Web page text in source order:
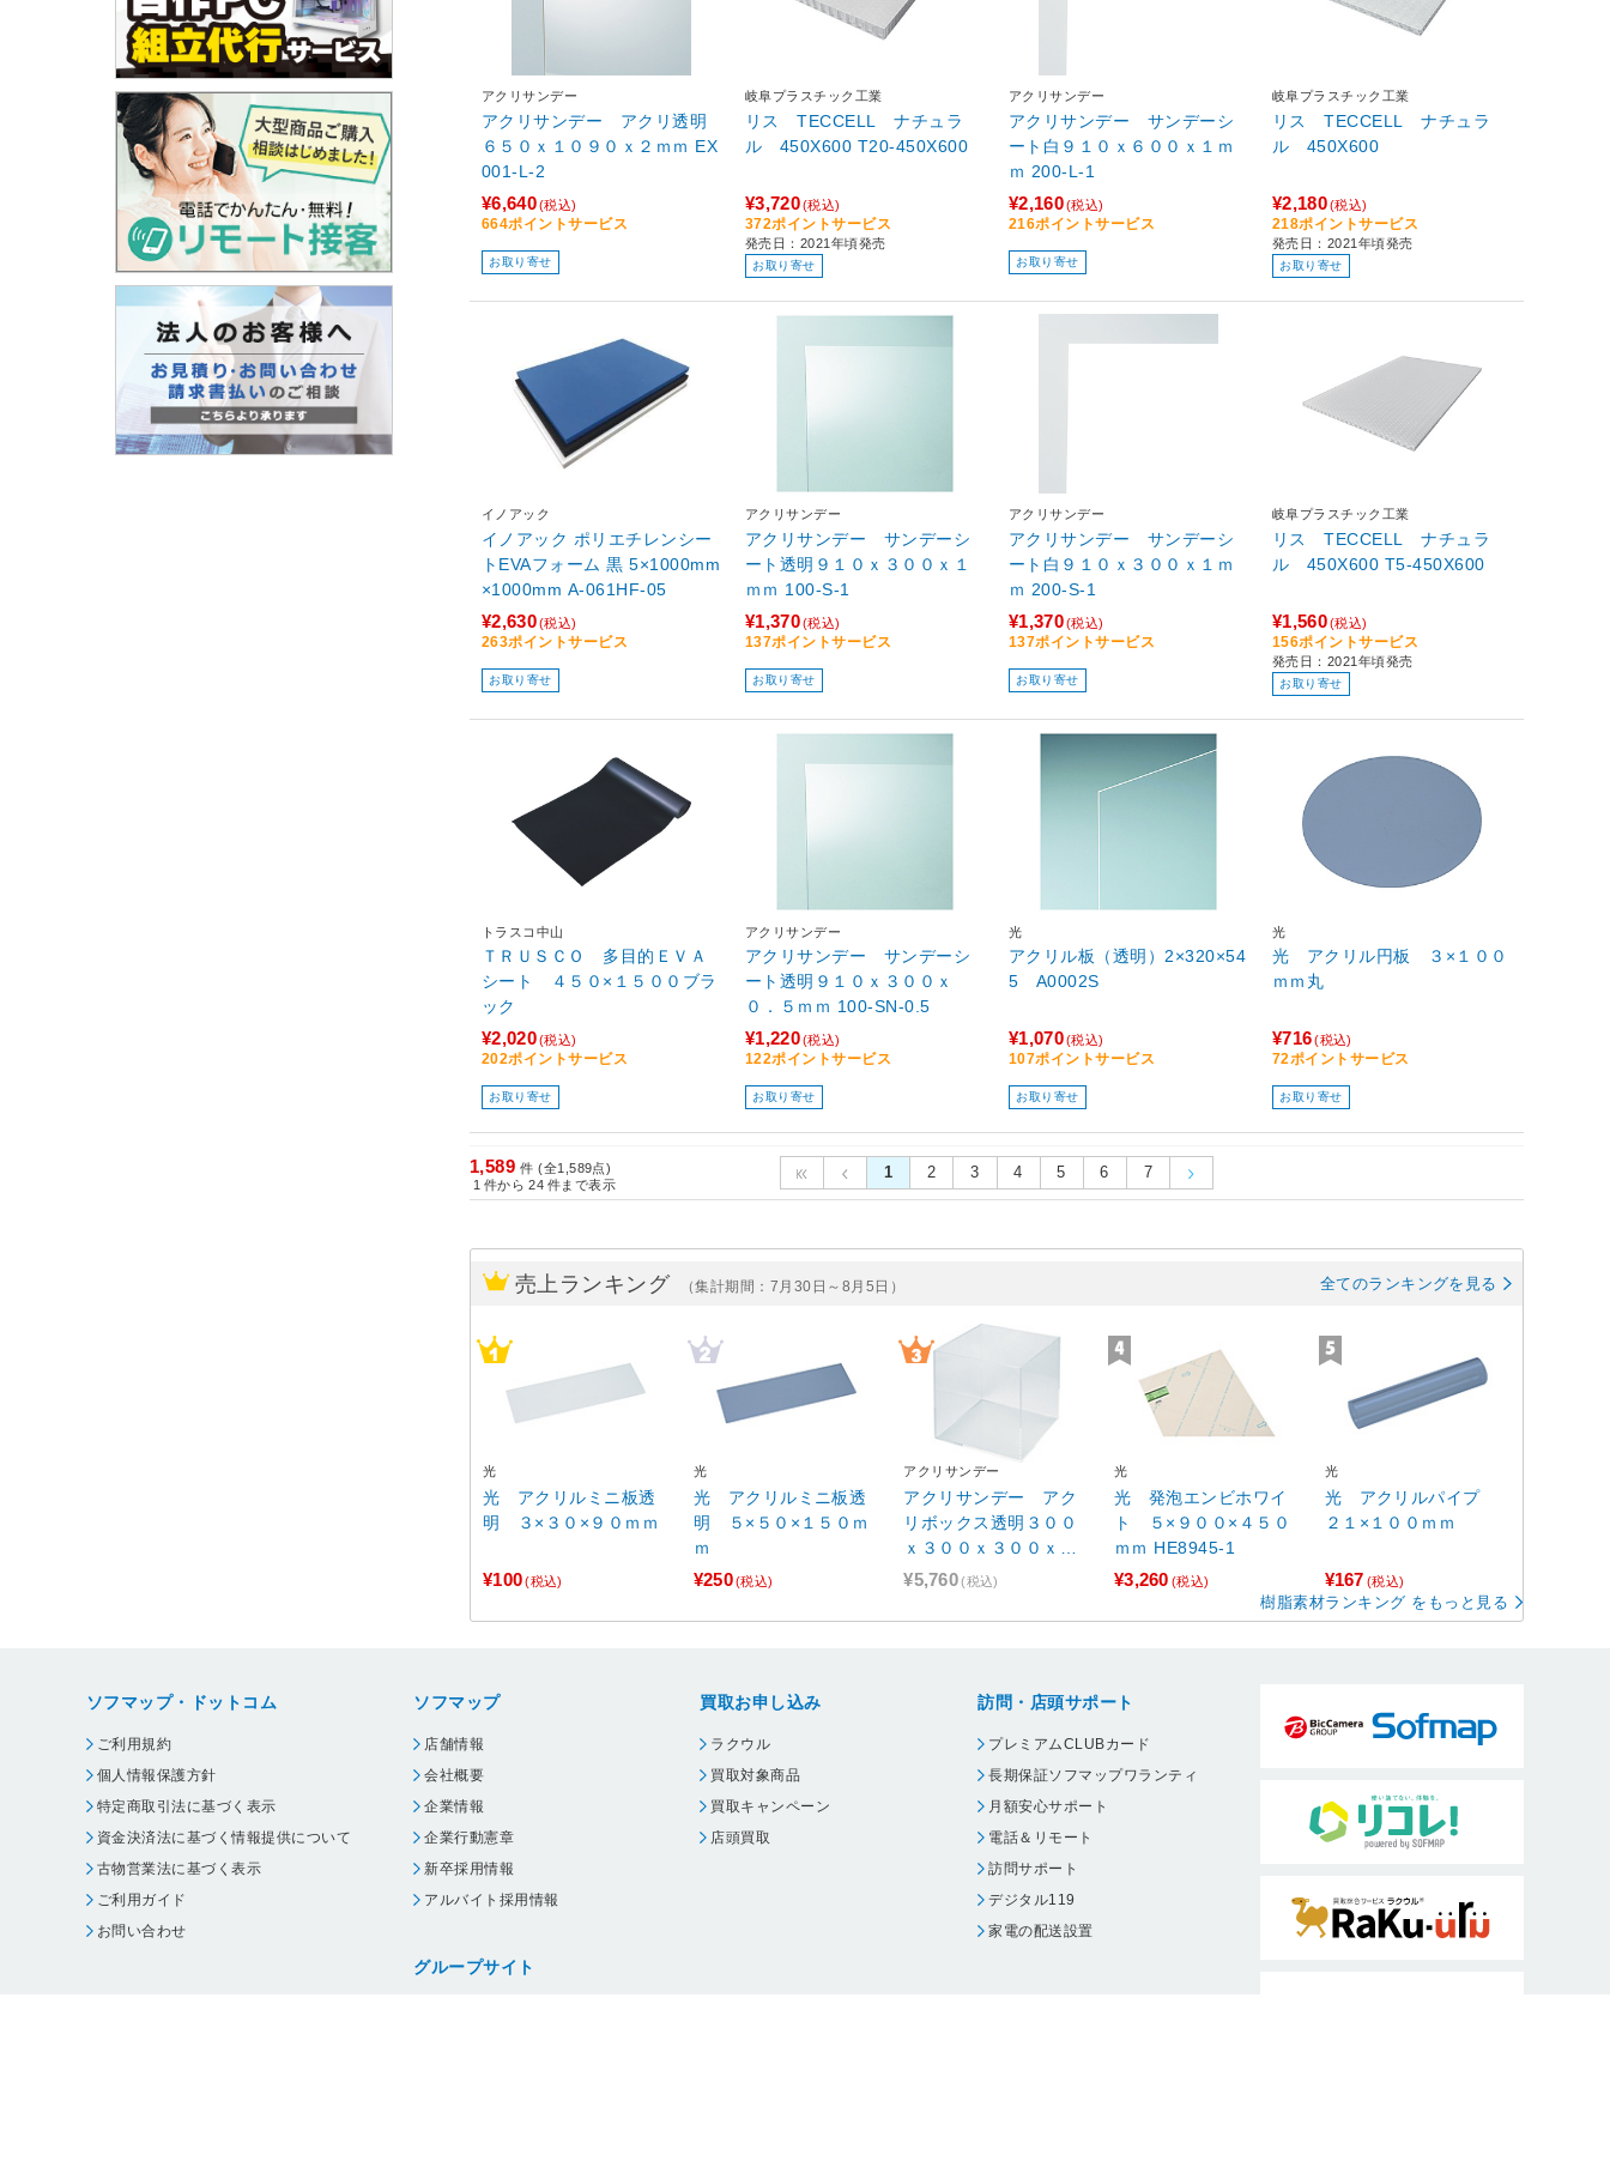
アクリサンデー
アクリサンデー アクリ透明
６５０ｘ１０９０ｘ２ｍｍ EX
001-L-2
¥6,640(税込)
664ポイントサービス
お取り寄せ
岐阜プラスチック工業
リス TECCELL ナチュラ
ル 450X600 T20-450X600
¥3,720(税込)
372ポイントサービス
発売日：2021年頃発売
お取り寄せ
アクリサンデー
アクリサンデー サンデーシ
ート白９１０ｘ６００ｘ１ｍ
ｍ 200-L-1
¥2,160(税込)
216ポイントサービス
お取り寄せ
岐阜プラスチック工業
リス TECCELL ナチュラ
ル 450X600
¥2,180(税込)
218ポイントサービス
発売日：2021年頃発売
お取り寄せ
イノアック
イノアック ポリエチレンシー
トEVAフォーム 黒 5×1000mm
×1000mm A-061HF-05
¥2,630(税込)
263ポイントサービス
お取り寄せ
アクリサンデー
アクリサンデー サンデーシ
ート透明９１０ｘ３００ｘ１
ｍｍ 100-S-1
¥1,370(税込)
137ポイントサービス
お取り寄せ
アクリサンデー
アクリサンデー サンデーシ
ート白９１０ｘ３００ｘ１ｍ
ｍ 200-S-1
¥1,370(税込)
137ポイントサービス
お取り寄せ
岐阜プラスチック工業
リス TECCELL ナチュラ
ル 450X600 T5-450X600
¥1,560(税込)
156ポイントサービス
発売日：2021年頃発売
お取り寄せ
トラスコ中山
ＴＲＵＳＣＯ 多目的ＥＶＡ
シート ４５０×１５００ブラ
ック
¥2,020(税込)
202ポイントサービス
お取り寄せ
アクリサンデー
アクリサンデー サンデーシ
ート透明９１０ｘ３００ｘ
０．５ｍｍ 100-SN-0.5
¥1,220(税込)
122ポイントサービス
お取り寄せ
光
アクリル板（透明）2×320×54
5 A0002S
¥1,070(税込)
107ポイントサービス
お取り寄せ
光
光 アクリル円板 ３×１００
ｍｍ丸
¥716 (税込)
72ポイントサービス
お取り寄せ
1,589 件 (全1,589点)
1 件から 24 件まで表示
1 2 3 4 5 6 7
売上ランキング （集計期間：7月30日～8月5日） 全てのランキングを見る
光
光 アクリルミニ板透
明 ３×３０×９０ｍｍ
¥100 (税込)
光
光 アクリルミニ板透
明 ５×５０×１５０ｍ
ｍ
¥250(税込)
アクリサンデー
アクリサンデー アク
リボックス透明３００
ｘ３００ｘ３００ｘ３
ｍｍ AB-4
¥5,760(税込)
光
光 発泡エンビホワイ
ト ５×９００×４５０
ｍｍ HE8945-1
¥3,260 (税込)
光
光 アクリルパイプ
２１×１００ｍｍ
¥167 (税込)
樹脂素材ランキング をもっと見る
ソフマップ・ドットコム
ご利用規約
個人情報保護方針
特定商取引法に基づく表示
資金決済法に基づく情報提供について
古物営業法に基づく表示
ご利用ガイド
お問い合わせ
ソフマップ
店舗情報
会社概要
企業情報
企業行動憲章
新卒採用情報
アルバイト採用情報
グループサイト
買取お申し込み
ラクウル
買取対象商品
買取キャンペーン
店頭買取
訪問・店頭サポート
プレミアムCLUBカード
長期保証ソフマップワランティ
月額安心サポート
電話＆リモート
訪問サポート
デジタル119
家電の配送設置